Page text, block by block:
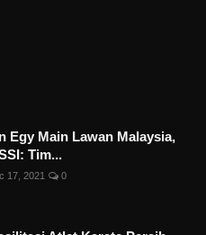
Egy Main Lawan Malaysia,
Tim...
17, 2021 0